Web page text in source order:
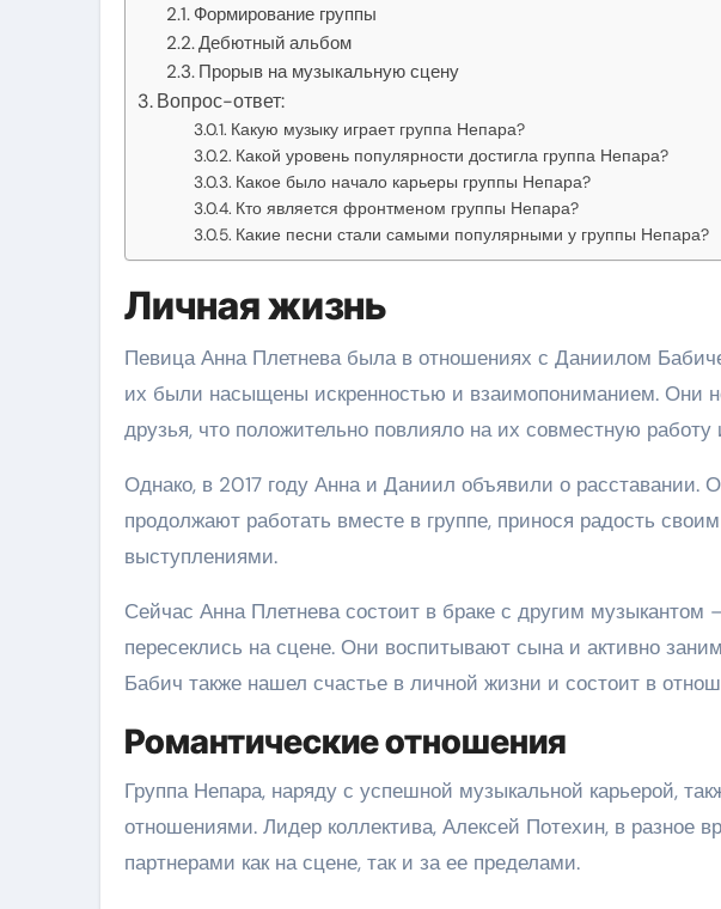
Формирование группы
Дебютный альбом
Прорыв на музыкальную сцену
Вопрос-ответ:
Какую музыку играет группа Непара?
Какой уровень популярности достигла группа Непара?
Какое было начало карьеры группы Непара?
Кто является фронтменом группы Непара?
Какие песни стали самыми популярными у группы Непара?
Личная жизнь
Певица Анна Плетнева была в отношениях с Даниилом
их были насыщены искренностью и взаимопониманием. Они
друзья, что положительно повлияло на их совместную работу
Однако, в 2017 году Анна и Даниил объявили о расставании.
продолжают работать вместе в группе, принося радость
выступлениями.
Сейчас Анна Плетнева состоит в браке с другим
пересеклись на сцене. Они воспитывают сына и активно
Бабич также нашел счастье в личной жизни и состоит в
Романтические отношения
Группа Непара, наряду с успешной музыкальной карьерой,
отношениями. Лидер коллектива, Алексей Потехин, в разное
партнерами как на сцене, так и за ее пределами.